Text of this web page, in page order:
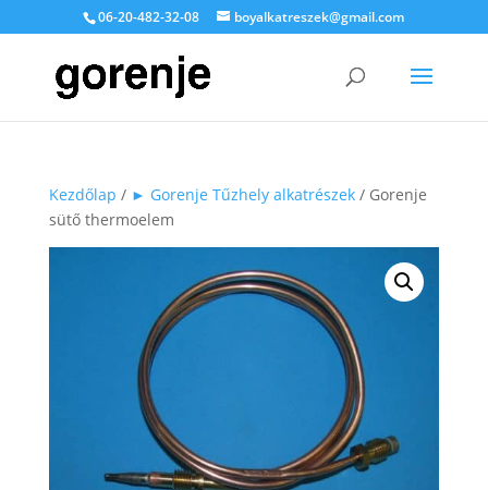
06-20-482-32-08 boyalkatreszek@gmail.com
Kezdőlap / ► Gorenje Tűzhely alkatrészek/ Gorenje
sütő thermoelem